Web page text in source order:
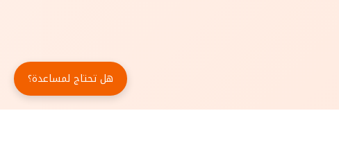
هل تحتاج لمساعدة؟